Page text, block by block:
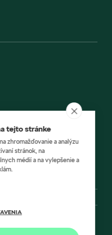
tejto stránke
zhromažďovanie a analýzu
stránok, na
médií a na vylepšenie a